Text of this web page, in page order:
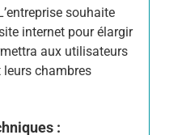
souhaite
internet pour élargir
aux utilisateurs
leurs chambres
: